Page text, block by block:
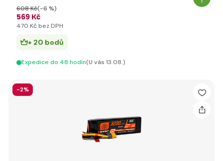
569 Kč
608 Kč(-6 %)
470 Kč bez DPH
+ 20 bodů
Expedice do 48 hodín(U vás 13.08.)
-2%